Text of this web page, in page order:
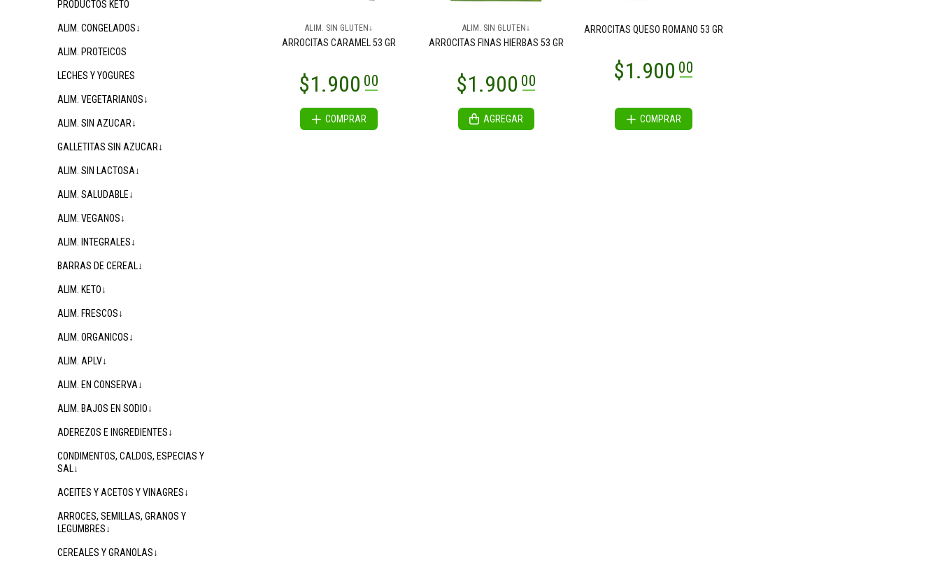
PRODUCTOS KETO
ALIM. CONGELADOS↓
ALIM. PROTEICOS
LECHES Y YOGURES
ALIM. VEGETARIANOS↓
ALIM. SIN AZUCAR↓
GALLETITAS SIN AZUCAR↓
ALIM. SIN LACTOSA↓
ALIM. SALUDABLE↓
ALIM. VEGANOS↓
ALIM. INTEGRALES↓
BARRAS DE CEREAL↓
ALIM. KETO↓
ALIM. FRESCOS↓
ALIM. ORGANICOS↓
ALIM. APLV↓
ALIM. EN CONSERVA↓
ALIM. BAJOS EN SODIO↓
ADEREZOS E INGREDIENTES↓
CONDIMENTOS, CALDOS, ESPECIAS Y
SAL↓
ACEITES Y ACETOS Y VINAGRES↓
ARROCES, SEMILLAS, GRANOS Y
LEGUMBRES↓
CEREALES Y GRANOLAS↓
ALIM. SIN GLUTEN↓
ARROCITAS CARAMEL 53 GR
COMPRAR
ALIM. SIN GLUTEN↓
ARROCITAS FINAS HIERBAS 53 GR
AGREGAR
ARROCITAS QUESO ROMANO 53 GR
COMPRAR